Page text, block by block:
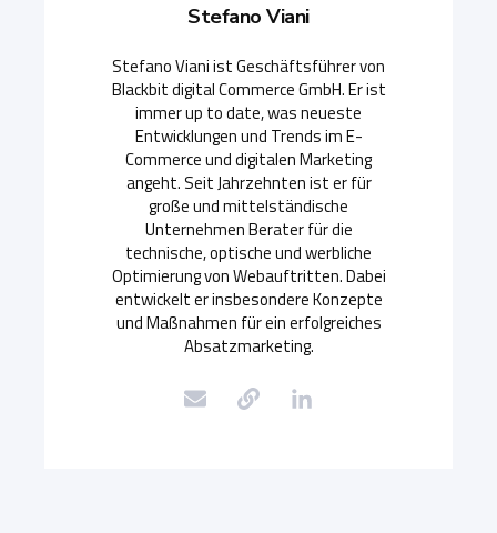
Stefano Viani
Stefano Viani ist Geschäftsführer von
Blackbit digital Commerce GmbH. Er ist
immer up to date, was neueste
Entwicklungen und Trends im E-
Commerce und digitalen Marketing
angeht. Seit Jahrzehnten ist er für
große und mittelständische
Unternehmen Berater für die
technische, optische und werbliche
Optimierung von Webauftritten. Dabei
entwickelt er insbesondere Konzepte
und Maßnahmen für ein erfolgreiches
Absatzmarketing.